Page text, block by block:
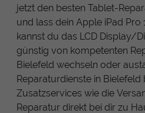
jetzt den besten Tablet-
und lass dein Apple iPad Pro
kannst du das LCD Display/
günstig von kompetenten
Bielefeld wechseln oder
Reparaturdienste in Bielefeld
Zusatzservices wie die
Reparatur direkt bei dir zu